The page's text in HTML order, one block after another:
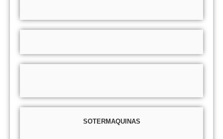
SOTERMAQUINAS